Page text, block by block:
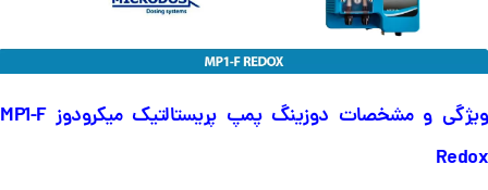
ویژگی و مشخصات دوزینگ پمپ پریستالتیک میکرودوز MP1-F
Redox